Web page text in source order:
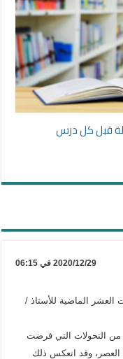
قبل كل درس
2020/12/29 في 06:15
العشر الماضية للأستاذ /
في فكرته، حيث عرض (10) من التحولات التي فرضت
وقد انعكس ذلك